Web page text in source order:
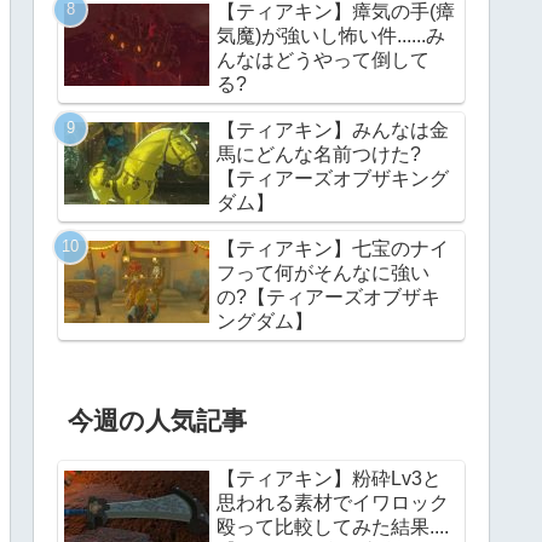
【ティアキン】瘴気の手(瘴
気魔)が強いし怖い件......み
んなはどうやって倒して
る?
【ティアキン】みんなは金
馬にどんな名前つけた?
【ティアーズオブザキング
ダム】
【ティアキン】七宝のナイ
フって何がそんなに強い
の?【ティアーズオブザキ
ングダム】
今週の人気記事
【ティアキン】粉砕Lv3と
思われる素材でイワロック
殴って比較してみた結果....